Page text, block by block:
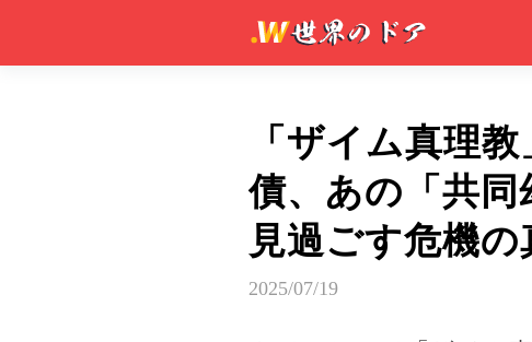
「ザイム真理
債、あの「共
見過ごす危機の
2025/07/19